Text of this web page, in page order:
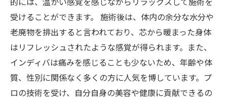
受けることができます。 施術後は、体内の余分な水分や
老廃物を排出すると言われており、芯から暖まった身体
はリフレッシュされたような感覚が得られます。また、
インディバは痛みを感じることも少ないため、年齢や体
質、性別に関係なく多くの方に人気を博しています。プ
ロの技術を受け、自分自身の美容や健康に貢献できるの